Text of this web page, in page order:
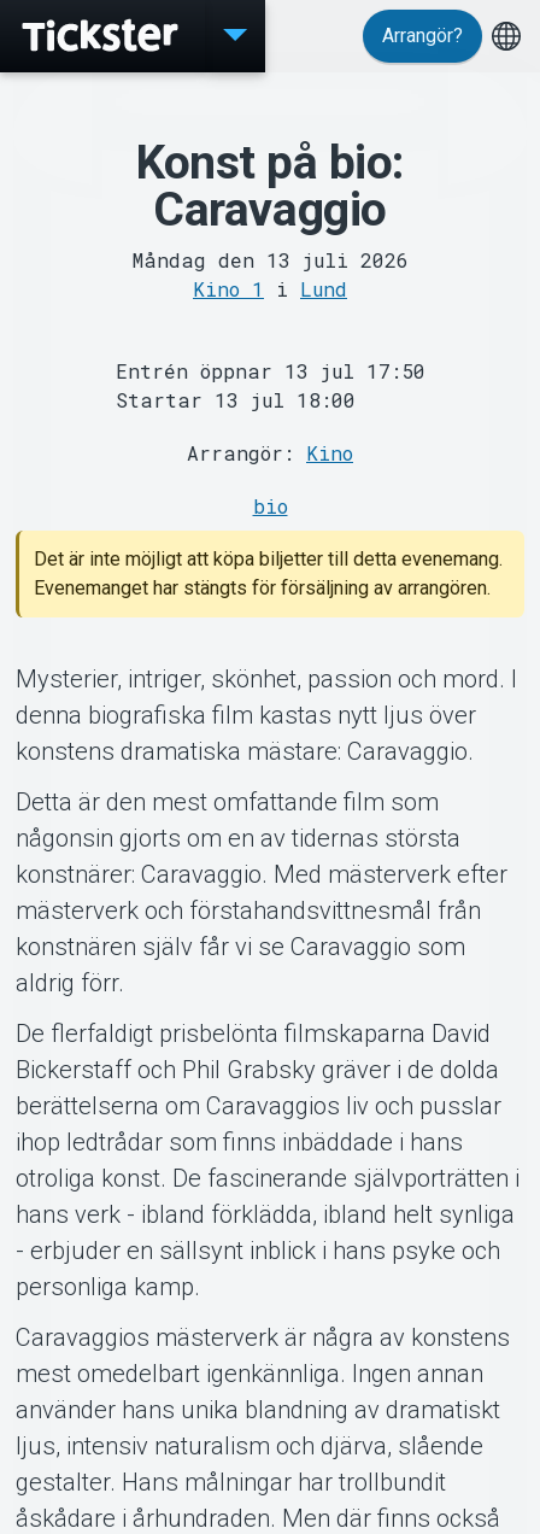
Evenemang
MyTickster
Support
Om Tickster
Arrangör?
Konst på bio:
Caravaggio
Måndag den 13 juli 2026
Kino 1
i Lund
Entrén öppnar 13 jul 17:50
Startar 13 jul 18:00
Arrangör: Kino
bio
Det är inte möjligt att köpa biljetter till detta evenemang.
Evenemanget har stängts för försäljning av arrangören.
Mysterier, intriger, skönhet, passion och mord. I
denna biografiska film kastas nytt ljus över
konstens dramatiska mästare: Caravaggio.
Detta är den mest omfattande film som
någonsin gjorts om en av tidernas största
konstnärer: Caravaggio. Med mästerverk efter
mästerverk och förstahandsvittnesmål från
konstnären själv får vi se Caravaggio som
aldrig förr.
De flerfaldigt prisbelönta filmskaparna David
Bickerstaff och Phil Grabsky gräver i de dolda
berättelserna om Caravaggios liv och pusslar
ihop ledtrådar som finns inbäddade i hans
otroliga konst. De fascinerande självporträtten i
hans verk - ibland förklädda, ibland helt synliga
- erbjuder en sällsynt inblick i hans psyke och
personliga kamp.
Caravaggios mästerverk är några av konstens
mest omedelbart igenkännliga. Ingen annan
använder hans unika blandning av dramatiskt
ljus, intensiv naturalism och djärva, slående
gestalter. Hans målningar har trollbundit
åskådare i århundraden. Men där finns också